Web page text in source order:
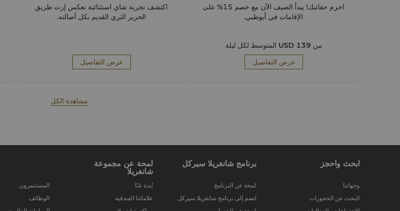
احزم حقائبك! يبدأ الصيف الآن مع خصم 15% على
الإقامات في أبوظبي.
من USD 139 المتوسط لكل ليلة
عرض التفاصيل
اكتشف تجربة شاي استثنائية تعكس إرث طريق
الحرير الثري القديم بكل أصالته.
عرض التفاصيل
مشاهدة الكل
ابحث واحجز
وجهاتنا
البحث عن الحجوزات
برنامج شانغريلا سيركل
لمحة عن البرنامج
انضم إلى برنامج شانغريلا سيركل
لمحة عن مجموعة
شانغريلا
نُبذة عنّا
علاماتنا الفندقية
المستثمرون
الوظائف